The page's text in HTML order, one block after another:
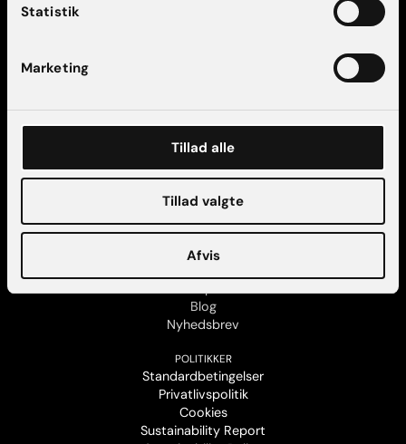
Statistik
Marketing
Tillad alle
Tillad valgte
Afvis
KONTAKT
AK Aesthetics København
Find vej og parkering
Kontakt os
FØLG OS
Facebook
Blog
Nyhedsbrev
POLITIKKER
Standardbetingelser
Privatlivspolitik
Cookies
Sustainability Report